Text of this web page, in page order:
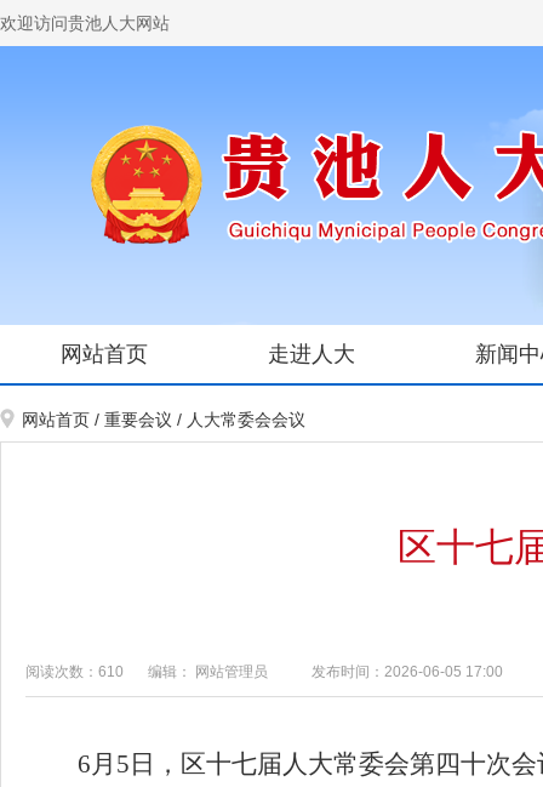
欢迎访问贵池人大网站
网站首页 走进人大 新闻
网站首页 / 重要会议 / 人大常委会会议
区十七
阅读次数：610 编辑： 网站管理员 发布时间：2026-06-05 17:00
6月 5 日，区十七届人大常委会第四十次会